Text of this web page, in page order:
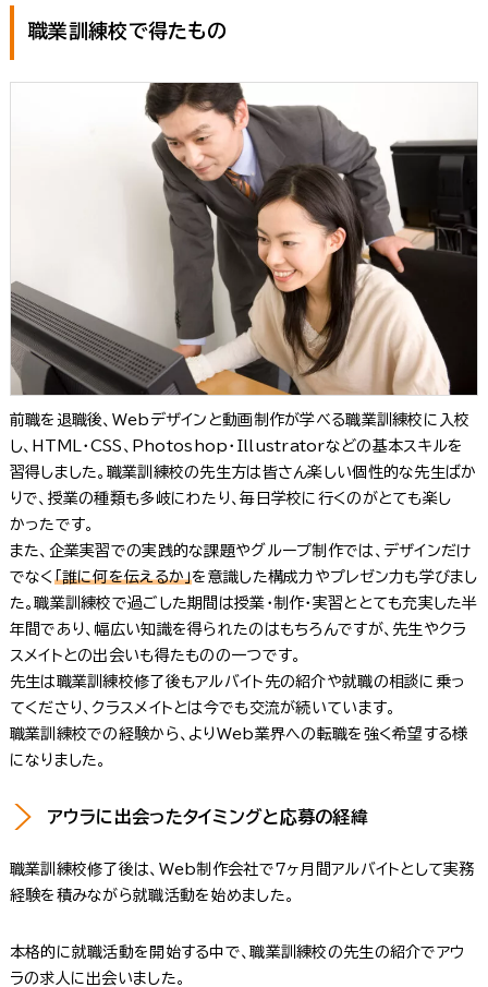
職業訓練校で得たもの
前職を退職後、Webデザインと動画制作が学べる職業訓練校に入校
し、HTML・CSS、Photoshop・Illustratorなどの基本スキルを
習得しました。職業訓練校の先生方は皆さん楽しい個性的な先生ばか
りで、授業の種類も多岐にわたり、毎日学校に行くのがとても楽し
かったです。
また、企業実習での実践的な課題やグループ制作では、デザインだけ
でなく 「誰に何を伝えるか」を意識した構成力やプレゼン力も学びまし
た。職業訓練校で過ごした期間は授業・制作・実習ととても充実した半
年間であり、幅広い知識を得られたのはもちろんですが、先生やクラ
スメイトとの出会いも得たものの一つです。
先生は職業訓練校修了後もアルバイト先の紹介や就職の相談に乗っ
てくださり、クラスメイトとは今でも交流が続いています。
職業訓練校での経験から、よりWeb業界への転職を強く希望する様
になりました。
アウラに出会ったタイミングと応募の経緯
職業訓練校修了後は、Web制作会社で7ヶ月間アルバイトとして実務
経験を積みながら就職活動を始めました。
本格的に就職活動を開始する中で、職業訓練校の先生の紹介でアウ
ラの求人に出会いました。